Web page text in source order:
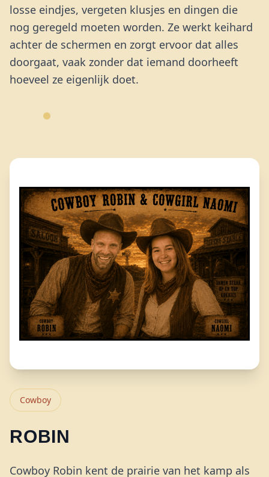
losse eindjes, vergeten klusjes en dingen die
nog geregeld moeten worden. Ze werkt keihard
achter de schermen en zorgt ervoor dat alles
doorgaat, vaak zonder dat iemand doorheeft
hoeveel ze eigenlijk doet.
Cowboy
ROBIN
Cowboy Robin kent de prairie van het kamp als